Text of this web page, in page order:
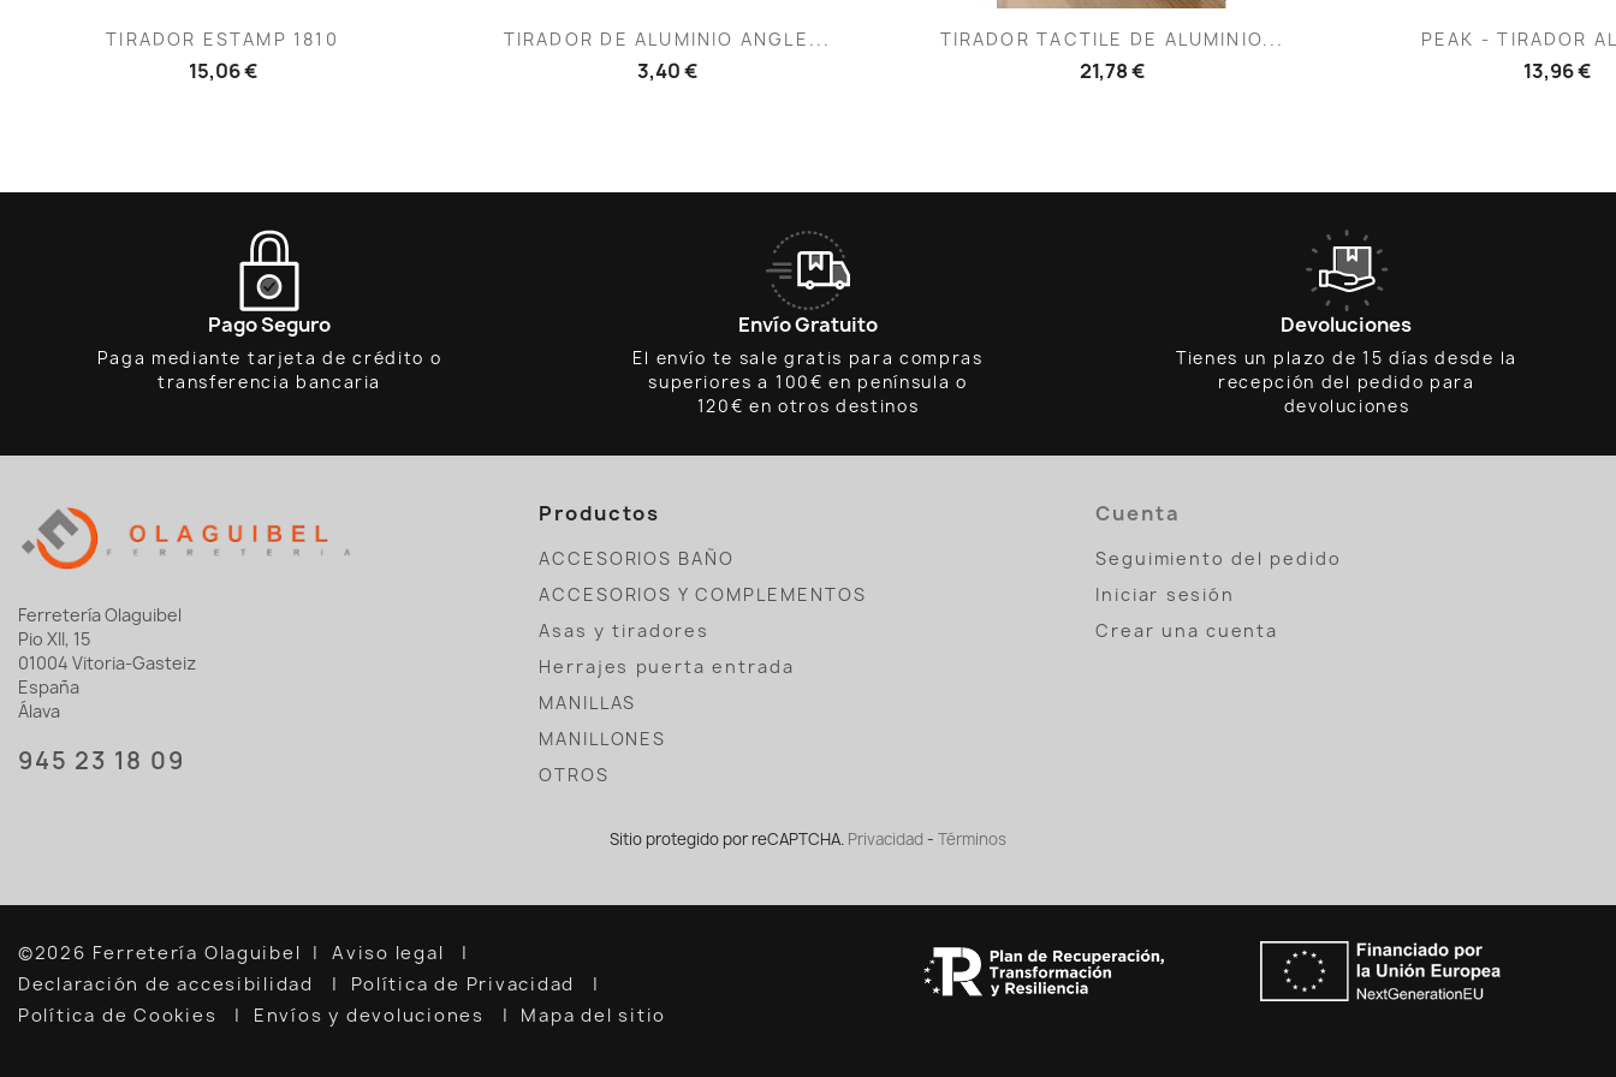
Vista rápida
TIRADOR ESTAMP 1810
15,06 €
Vista rápida
TIRADOR DE ALUMINIO ANGLE...
3,40 €
Vista rápida
TIRADOR TACTILE DE ALUMINIO...
21,78 €
 Vista
PEAK - TIRADOR
13,96 €
Pago Seguro
Paga mediante tarjeta de crédito o
transferencia bancaria
Envío Gratuito
El envío te sale gratis para compras
superiores a 100€ en península o
120€ en otros destinos
Devoluciones
Tienes un plazo de 15 días desde la
recepción del pedido para
devoluciones
Ferretería Olaguibel
Pio XII, 15
01004 Vitoria-Gasteiz
España
Álava
945 23 18 09
Productos
ACCESORIOS BAÑO
ACCESORIOS Y COMPLEMENTOS
Asas y tiradores
Herrajes puerta entrada
MANILLAS
MANILLONES
OTROS
Cuenta
Seguimiento del pedido
Iniciar sesión
Crear una cuenta
Sitio protegido por reCAPTCHA. Privacidad - Términos
©2026 Ferretería Olaguibel
Aviso legal
Declaración de accesibilidad
Política de Privacidad
Política de Cookies
Envíos y devoluciones Mapa del sitio